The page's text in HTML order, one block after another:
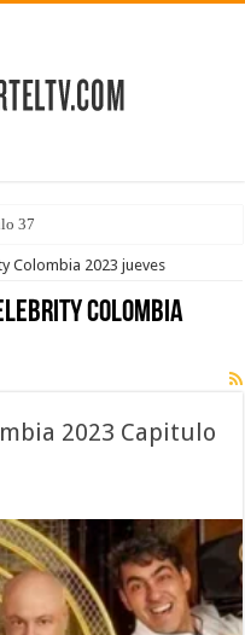
37
Colombia 2023 jueves
Colombia
2023 Capitulo